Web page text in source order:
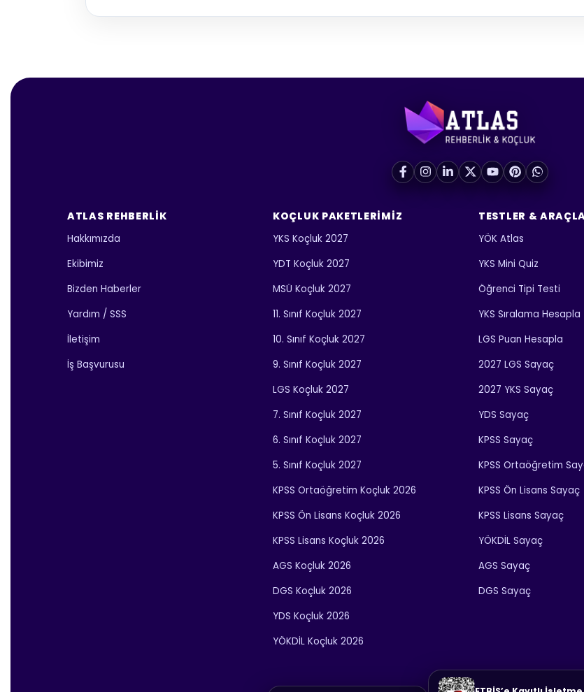
ATLAS REHBERLIK
Hakkımızda
Ekibimiz
Bizden Haberler
Yardım / SSS
İletişim
İş Başvurusu
KOÇLUK PAKETLERIMIZ
YKS Koçluk 2027
YDT Koçluk 2027
MSÜ Koçluk 2027
11. Sınıf Koçluk 2027
10. Sınıf Koçluk 2027
9. Sınıf Koçluk 2027
LGS Koçluk 2027
7. Sınıf Koçluk 2027
6. Sınıf Koçluk 2027
5. Sınıf Koçluk 2027
KPSS Ortaöğretim Koçluk 2026
KPSS Ön Lisans Koçluk 2026
KPSS Lisans Koçluk 2026
AGS Koçluk 2026
DGS Koçluk 2026
YDS Koçluk 2026
YÖKDİL Koçluk 2026
TESTLER &
YÖK Atlas
YKS Mini Quiz
Öğrenci Tipi Testi
YKS Sıralama Hesapla
LGS Puan Hesapla
2027 LGS Sayaç
2027 YKS Sayaç
YDS Sayaç
KPSS Sayaç
KPSS Ortaöğretim
KPSS Ön Lisans Sayaç
KPSS Lisans Sayaç
YÖKDİL Sayaç
AGS Sayaç
DGS Sayaç